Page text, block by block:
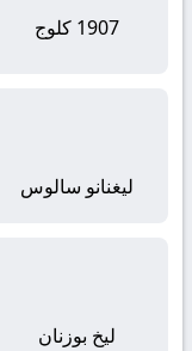
1907 كلوج
ليغنانو سالوس
ليخ بوزنان